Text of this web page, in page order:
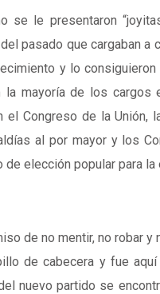
se le presentaron
pasado que cargaban a
y lo
la mayoría de los cargos
el Congreso de la Unión,
al por mayor y los
de elección popular para la
de no mentir, no robar
de cabecera y fue
nuevo partido se